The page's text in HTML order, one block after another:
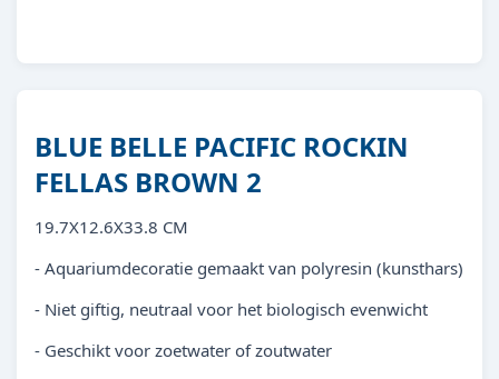
BLUE BELLE PACIFIC ROCKIN
FELLAS BROWN 2
19.7X12.6X33.8 CM
- Aquariumdecoratie gemaakt van polyresin (kunsthars)
- Niet giftig, neutraal voor het biologisch evenwicht
- Geschikt voor zoetwater of zoutwater